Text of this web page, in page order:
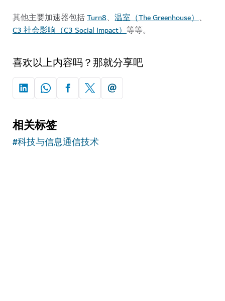
其他主要加速器包括Turn8、 温室（The Greenhouse）、
C3 社会影响（C3 Social Impact）等等。
喜欢以上内容吗？那就分享吧
相关标签
#科技与信息通信技术